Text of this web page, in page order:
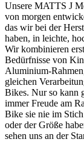
Unsere MATTS J
von morgen
das wir bei der
haben, in leichte,
Wir kombinieren
Bedürfnisse von
Aluminium-
gleichen
Bikes. Nur so kann
immer Freude am
Bike sie nie im
oder der Größe
sehen uns an der